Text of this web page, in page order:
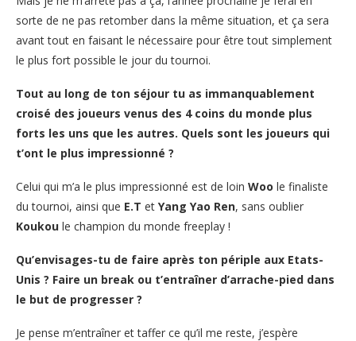
sorte de ne pas retomber dans la même situation, et ça sera
avant tout en faisant le nécessaire pour être tout simplement
le plus fort possible le jour du tournoi.
Tout au long de ton séjour tu as immanquablement
croisé des joueurs venus des 4 coins du monde plus
forts les uns que les autres. Quels sont les joueurs qui
t’ont le plus impressionné ?
Celui qui m’a le plus impressionné est de loin Woo le finaliste
du tournoi, ainsi que E.T et Yang Yao Ren, sans oublier
Koukou le champion du monde freeplay !
Qu’envisages-tu de faire après ton périple aux Etats-
Unis ? Faire un break ou t’entraîner d’arrache-pied dans
le but de progresser ?
Je pense m’entraîner et taffer ce qu’il me reste, j’espère